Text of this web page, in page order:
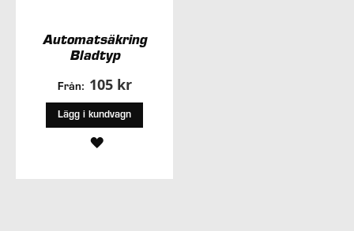
Automatsäkring
Bladtyp
Från: 105 kr
Lägg i kundvagn
LÄGG